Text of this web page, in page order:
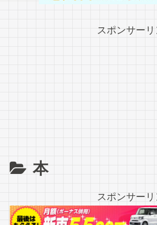
スポンサーリ
本
スポンサーリ